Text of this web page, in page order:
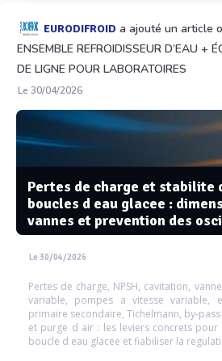
EURODIFROID a ajouté un article
ENSEMBLE REFROIDISSEUR D’EAU +
DE LIGNE POUR LABORATOIRES
Le 30/04/2026
Pertes de charge et stabilite
boucles d eau glacee :
vannes et prevention des
Le 30/04/2026
Pertes de charge, NPSH, cavitation,
variable, pompes a vitesse variable,
primaire secondaire, Tichelmann, by-
et purge d air : les leviers concrets
boucle d eau glacee et fiabiliser la